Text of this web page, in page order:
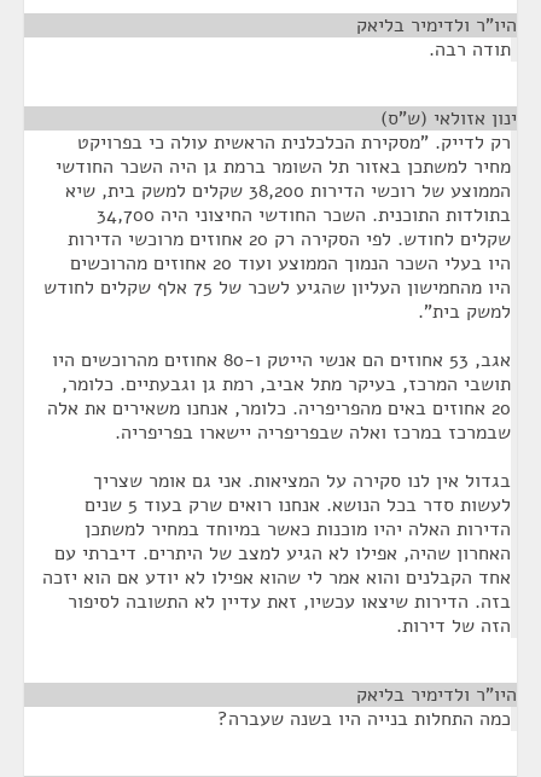
היו"ר ולדימיר בליאק
תודה רבה.
ינון אזולאי (ש"ס)
רק לדייק. "מסקירת הכלכלנית הראשית עולה כי בפרויקט
מחיר למשתכן באזור תל השומר ברמת גן היה השכר החודשי
הממוצע של רוכשי הדירות 38,200 שקלים למשק בית, שיא
בתולדות התוכנית. השכר החודשי החיצוני היה 34,700
שקלים לחודש. לפי הסקירה רק 20 אחוזים מרוכשי הדירות
היו בעלי השכר הנמוך הממוצע ועוד 20 אחוזים מהרוכשים
היו מהחמישון העליון שהגיע לשכר של 75 אלף שקלים לחודש
למשק בית".
אגב, 53 אחוזים הם אנשי הייטק ו-80 אחוזים מהרוכשים היו
תושבי המרכז, בעיקר מתל אביב, רמת גן וגבעתיים. כלומר,
20 אחוזים באים מהפריפריה. כלומר, אנחנו משאירים את אלה
שבמרכז במרכז ואלה שבפריפריה יישארו בפריפריה.
בגדול אין לנו סקירה על המציאות. אני גם אומר שצריך
לעשות סדר בכל הנושא. אנחנו רואים שרק בעוד 5 שנים
הדירות האלה יהיו מוכנות כאשר במיוחד במחיר למשתכן
האחרון שהיה, אפילו לא הגיע למצב של היתרים. דיברתי עם
אחד הקבלנים והוא אמר לי שהוא אפילו לא יודע אם הוא יזכה
בזה. הדירות שיצאו עכשיו, זאת עדיין לא התשובה לסיפור
הזה של דירות.
היו"ר ולדימיר בליאק
כמה התחלות בנייה היו בשנה שעברה?